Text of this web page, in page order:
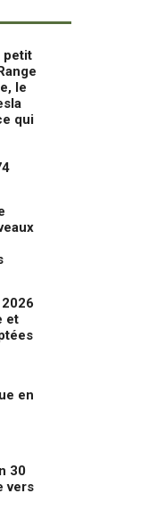
petit
le
qui
et
en
30
vers